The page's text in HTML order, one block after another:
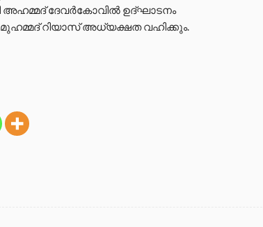
അഹമ്മദ് ദേവര്‍കോവില്‍ ഉദ്ഘാടനം
റിയാസ് അധ്യക്ഷത വഹിക്കും.